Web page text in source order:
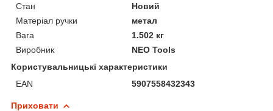
Стан
Новий
Матеріал ручки
метал
Вага
1.502 кг
Виробник
NEO Tools
Користувальницькі характеристики
EAN
5907558432343
Приховати